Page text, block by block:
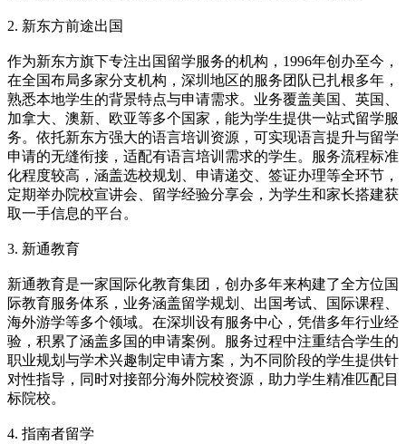
2. 新东方前途出国
作为新东方旗下专注出国留学服务的机构，1996年创办至今，
在全国布局多家分支机构，深圳地区的服务团队已扎根多年，
熟悉本地学生的背景特点与申请需求。业务覆盖美国、英国、
加拿大、澳新、欧亚等多个国家，能为学生提供一站式留学服
务。依托新东方强大的语言培训资源，可实现语言提升与留学
申请的无缝衔接，适配有语言培训需求的学生。服务流程标准
化程度较高，涵盖选校规划、申请递交、签证办理等全环节，
定期举办院校宣讲会、留学经验分享会，为学生和家长搭建获
取一手信息的平台。
3. 新通教育
新通教育是一家国际化教育集团，创办多年来构建了全方位国
际教育服务体系，业务涵盖留学规划、出国考试、国际课程、
海外游学等多个领域。在深圳设有服务中心，凭借多年行业经
验，积累了涵盖多国的申请案例。服务过程中注重结合学生的
职业规划与学术兴趣制定申请方案，为不同阶段的学生提供针
对性指导，同时对接部分海外院校资源，助力学生精准匹配目
标院校。
4. 指南者留学